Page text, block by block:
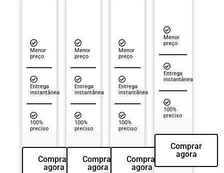
Menor
preço
Entrega
instantânea
100%
preciso
Comprar
agora
Menor
preço
Entrega
instantânea
100%
preciso
Comprar
agora
Menor
preço
Entrega
instantânea
100%
preciso
Comprar
agora
Menor
preço
Entrega
instantânea
100%
preciso
Comprar
agora